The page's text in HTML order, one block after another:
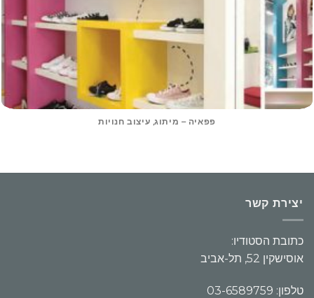
פפאיה – מיתוג, עיצוב חנויות
יצירת קשר
כתובת הסטודיו:
אוסישקין 52, תל-אביב
טלפון: 03-6589759